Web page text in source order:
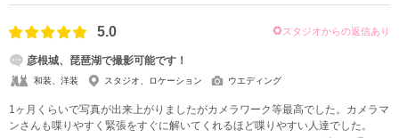
5.0 スタジオからの返信あり
彦根城、琵琶湖で撮影可能です！
和装、洋装 スタジオ、ロケーション ウエディング
1ヶ月くらいで写真が出来上がりましたがカメラワーク等最高でした。カメラマ
ンさんも喋りやすく緊張をすぐに解いてくれるほど喋りやすい人達でした。